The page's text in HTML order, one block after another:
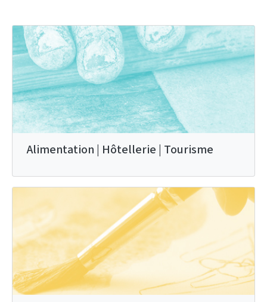
Alimentation | Hôtellerie | Tourisme